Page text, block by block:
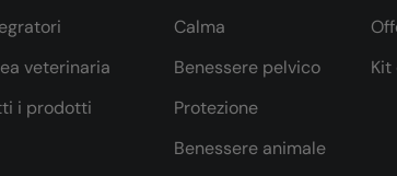
veterinaria
i prodotti
Calma
Benessere pelvico
Protezione
Benessere animale
Kit